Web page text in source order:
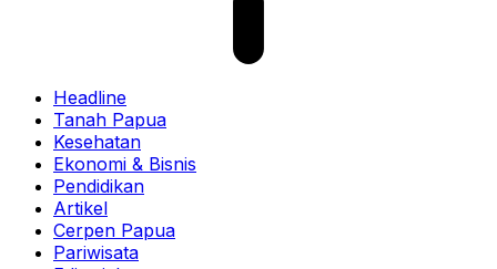
Headline
Tanah Papua
Kesehatan
Ekonomi & Bisnis
Pendidikan
Artikel
Cerpen Papua
Pariwisata